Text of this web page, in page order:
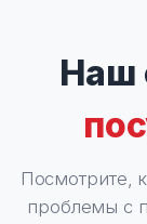
Наш
Посмотрите,
проблемы с